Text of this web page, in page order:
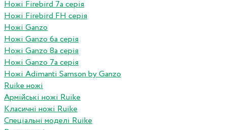
Ножі Firebird 7а серія
Ножі Firebird FH серія
Ножі Ganzo
Ножі Ganzo 6а серія
Ножі Ganzo 8а серія
Ножі Ganzo 7а серія
Ножі Adimanti Samson by Ganzo
Ruike ножі
Армійські ножі Ruike
Класичні ножі Ruike
Спеціальні моделі Ruike